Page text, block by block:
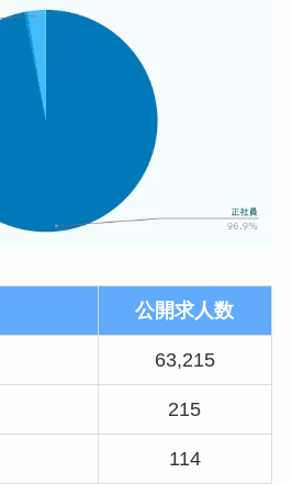
公開求人数
63,215
215
114